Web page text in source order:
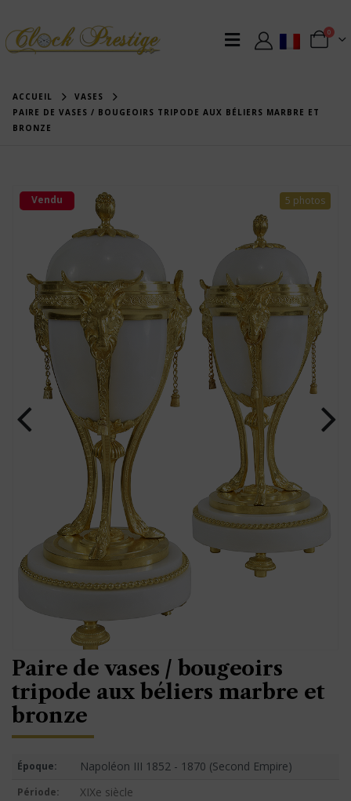
0
ACCUEIL
VASES
PAIRE DE VASES / BOUGEOIRS TRIPODE AUX BÉLIERS MARBRE ET
BRONZE
5 photos
Vendu
Paire de vases / bougeoirs
tripode aux béliers marbre et
bronze
Époque: Napoléon III 1852 - 1870 (Second Empire)
Période: XIXe siècle